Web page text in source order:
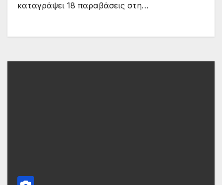
καταγράψει 18 παραβάσεις στη…